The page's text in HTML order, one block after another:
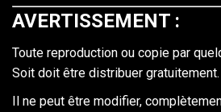
AVERTISSEMENT :
Toute reproduction ou copie par
Soit doit être distribuer gratuitement.
Il ne peut être modifier,